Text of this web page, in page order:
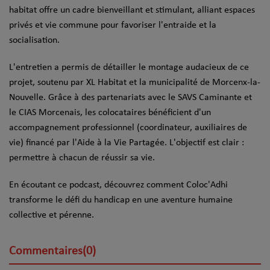
habitat offre un cadre bienveillant et stimulant, alliant espaces
privés et vie commune pour favoriser l'entraide et la
socialisation.
L'entretien a permis de détailler le montage audacieux de ce
projet, soutenu par XL Habitat et la municipalité de Morcenx-la-
Nouvelle. Grâce à des partenariats avec le SAVS Caminante et
le CIAS Morcenais, les colocataires bénéficient d'un
accompagnement professionnel (coordinateur, auxiliaires de
vie) financé par l'Aide à la Vie Partagée. L'objectif est clair :
permettre à chacun de réussir sa vie.
En écoutant ce podcast, découvrez comment Coloc'Adhi
transforme le défi du handicap en une aventure humaine
collective et pérenne.
Commentaires(0)